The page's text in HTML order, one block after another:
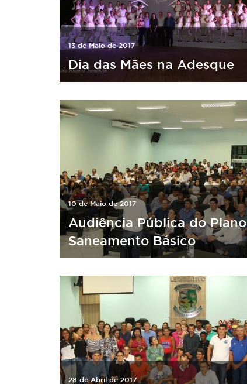
13 de Maio de 2017
Dia das Mães na Adesque
10 de Maio de 2017
Audiência Pública do Plano
Saneamento Básico
28 de Abril de 2017